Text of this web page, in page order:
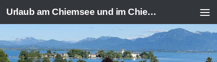
Zum Inhalt springen Urlaub am Chiemsee und im Chiemgau